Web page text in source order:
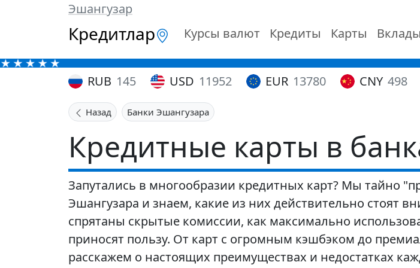
Эшангузар
Кредитлар Курсы валют Кредиты Карты Вклады
RUB 145 USD 11952 EUR 13780 CNY 498
Назад Банки Эшангузара
Кредитные карты в
Запутались в многообразии кредитных карт? Мы тайно
Эшангузара и знаем, какие из них действительно стоят
спрятаны скрытые комиссии, как максимально
приносят пользу. От карт с огромным кэшбэком до
расскажем о настоящих преимуществах и недостатках